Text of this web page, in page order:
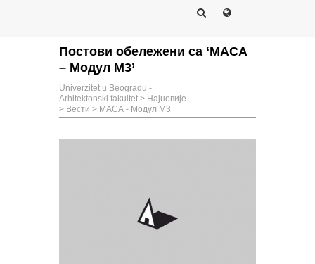
Постови обележени са ‘МАСА
– Модул М3’
Univerzitet u Beogradu -
Arhitektonski fakultet > Најновије
> Вести > МАСА - Модул М3